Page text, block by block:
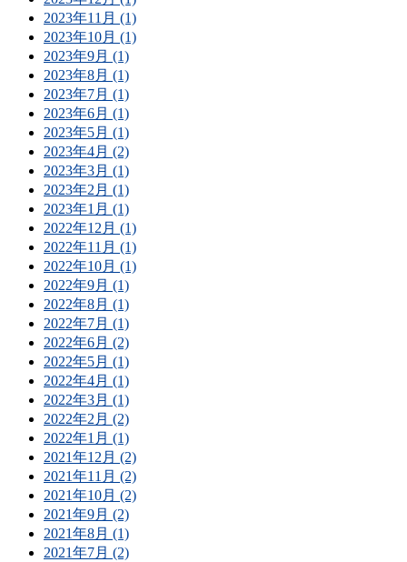
2023年11月 (1)
2023年10月 (1)
2023年9月 (1)
2023年8月 (1)
2023年7月 (1)
2023年6月 (1)
2023年5月 (1)
2023年4月 (2)
2023年3月 (1)
2023年2月 (1)
2023年1月 (1)
2022年12月 (1)
2022年11月 (1)
2022年10月 (1)
2022年9月 (1)
2022年8月 (1)
2022年7月 (1)
2022年6月 (2)
2022年5月 (1)
2022年4月 (1)
2022年3月 (1)
2022年2月 (2)
2022年1月 (1)
2021年12月 (2)
2021年11月 (2)
2021年10月 (2)
2021年9月 (2)
2021年8月 (1)
2021年7月 (2)